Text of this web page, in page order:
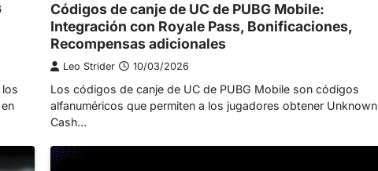
los
Códigos de canje de UC de PUBG Mobile:
Integración con Royale Pass, Bonificaciones,
Recompensas adicionales
Leo Strider 10/03/2026
Los códigos de canje de UC de PUBG Mobile son códigos
alfanuméricos que permiten a los jugadores obtener Unknown
Cash…